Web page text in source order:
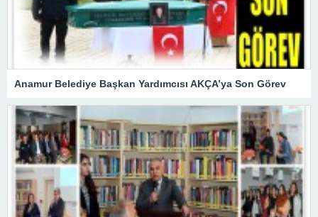
Anamur Belediye Başkan Yardımcısı AKÇA’ya Son Görev